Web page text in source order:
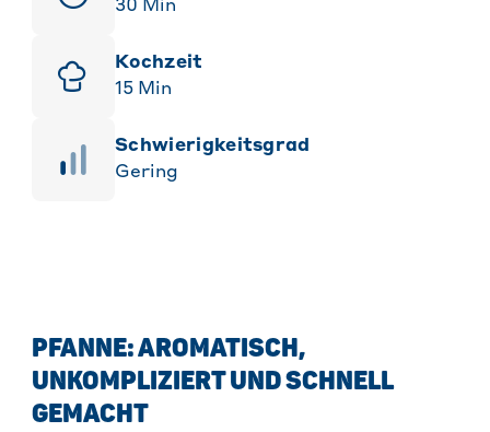
30 Min
Kochzeit
15 Min
Schwierigkeitsgrad
Gering
PFANNE: AROMATISCH,
UNKOMPLIZIERT UND SCHNELL
GEMACHT